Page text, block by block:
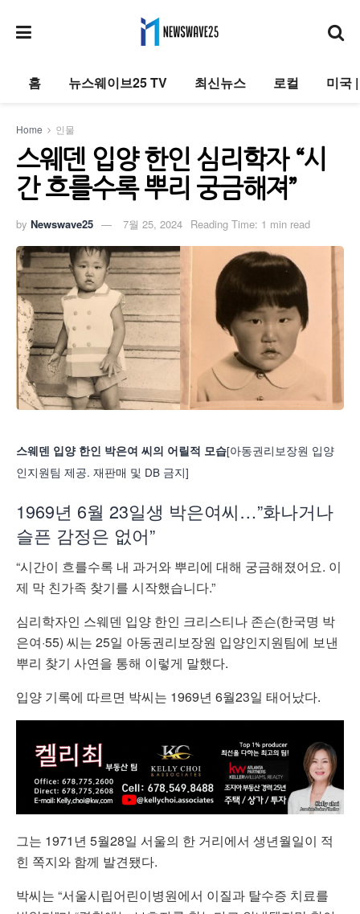
홈 뉴스웨이브25 TV 최신뉴스 로컬 미국
Home 인물
스웨덴 입양 한인 심리학자 “시
간 흐를수록 뿌리 궁금해져”
by Newswave25 7월 25, 2024 Reading Time: 1 min read
스웨덴 입양 한인 박은여 씨의 어릴적 모습[아동권리보장원 입양
인지원팀 제공. 재판매 및 DB 금지]
1969년 6월 23일생 박은여씨…”화나거나
슬픈 감정은 없어”
“시간이 흐를수록 내 과거와 뿌리에 대해 궁금해졌어요. 이
제 막 친가족 찾기를 시작했습니다.”
심리학자인 스웨덴 입양 한인 크리스티나 존슨(한국명 박
은여·55) 씨는 25일 아동권리보장원 입양인지원팀에 보낸
뿌리 찾기 사연을 통해 이렇게 말했다.
입양 기록에 따르면 박씨는 1969년 6월23일 태어났다.
그는 1971년 5월28일 서울의 한 거리에서 생년월일이 적
힌 쪽지와 함께 발견됐다.
박씨는 “서울시립어린이병원에서 이질과 탈수증 치료를